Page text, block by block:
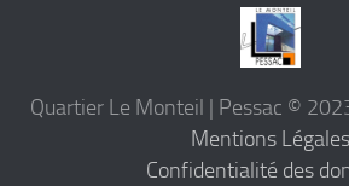
Quartier Le Monteil | Pessac ©
Mentions Légales
Confidentialité des